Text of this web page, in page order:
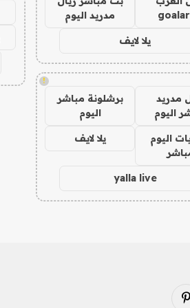
مدريد اليوم
يلا لايف
!
مدريد
اليوم
برشلونة مباشر
اليوم
اليوم
يلا لايف
yalla live
بينتيريست